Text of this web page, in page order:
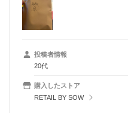
投稿者情報
20代
購入したストア
RETAIL BY SOW